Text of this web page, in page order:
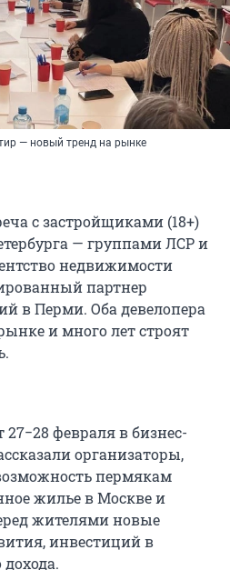
— новый тренд на рынке
с застройщиками (18+)
— группами ЛСР и
недвижимости
партнер
в Перми. Оба девелопера
и много лет строят
февраля в бизнес-
организаторы,
пермякам
жилье в Москве и
жителями новые
инвестиций в